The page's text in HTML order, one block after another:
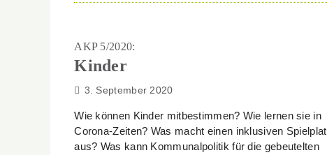
AKP 5/2020:
Kinder
3. September 2020
Wie können Kinder mitbestimmen? Wie lernen sie in
Corona-Zeiten? Was macht einen inklusiven
aus? Was kann Kommunalpolitik für die gebeutelten